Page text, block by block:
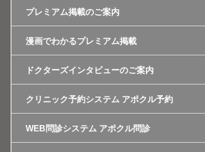
プレミアム掲載のご案内
漫画でわかるプレミアム掲載
ドクターズインタビューのご案内
クリニック予約システム アポクル予約
WEB問診システム アポクル問診